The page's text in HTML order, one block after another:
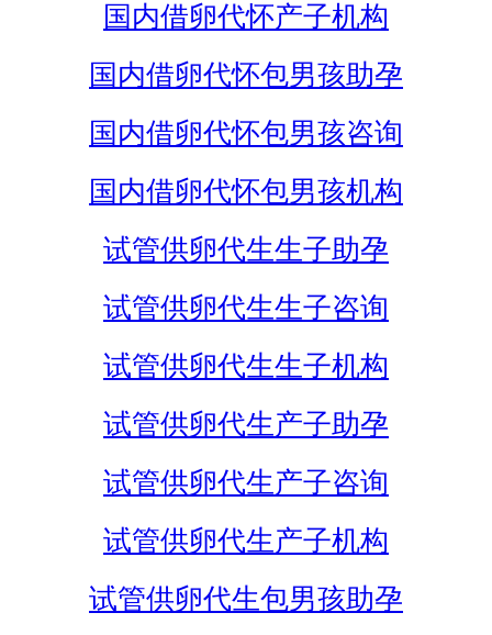
国内借卵代怀产子机构
国内借卵代怀包男孩助孕
国内借卵代怀包男孩咨询
国内借卵代怀包男孩机构
试管供卵代生生子助孕
试管供卵代生生子咨询
试管供卵代生生子机构
试管供卵代生产子助孕
试管供卵代生产子咨询
试管供卵代生产子机构
试管供卵代生包男孩助孕